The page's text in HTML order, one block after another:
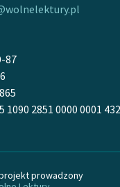
87
2851 0000 0001
prowadzony